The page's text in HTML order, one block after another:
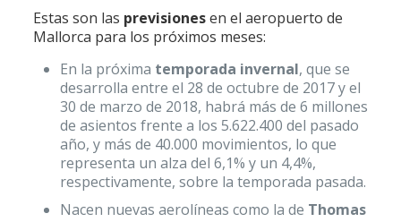
Estas son las previsionesen el aeropuerto de
Mallorca para los próximos meses:
En la próxima temporada invernal, que se
desarrolla entre el 28 de octubre de 2017 y el
30 de marzo de 2018, habrá más de 6 millones
de asientos frente a los 5.622.400 del pasado
año, y más de 40.000 movimientos, lo que
representa un alza del 6,1% y un 4,4%,
respectivamente, sobre la temporada pasada.
Nacen nuevas aerolíneas como la de Thomas